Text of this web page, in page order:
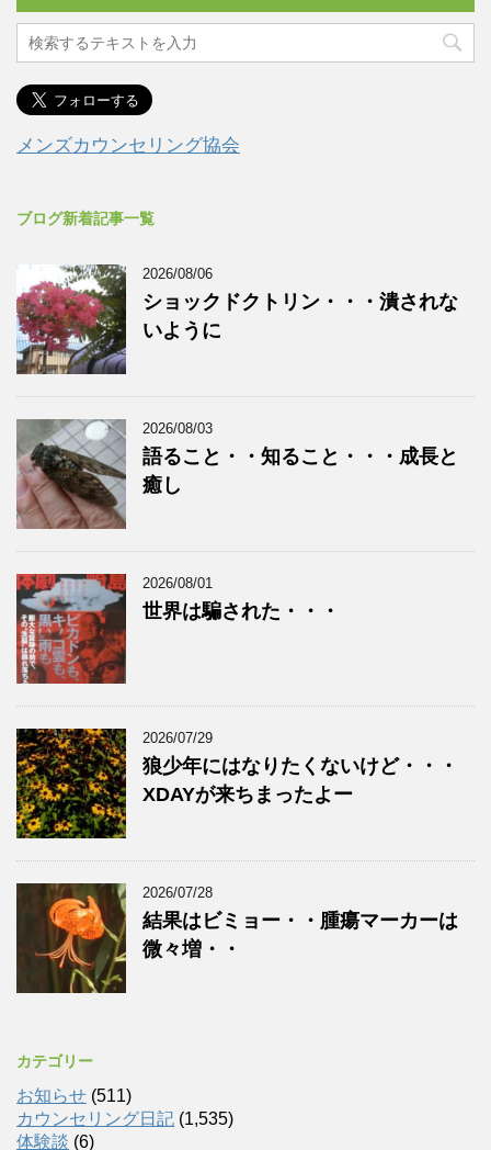
メンズカウンセリング協会
ブログ新着記事一覧
2026/08/06
ショックドクトリン・・・潰されな
いように
2026/08/03
語ること・・知ること・・・成長と
癒し
2026/08/01
世界は騙された・・・
2026/07/29
狼少年にはなりたくないけど・・・
XDAYが来ちまったよー
2026/07/28
結果はビミョー・・腫瘍マーカーは
微々増・・
カテゴリー
お知らせ (511)
カウンセリング日記 (1,535)
体験談 (6)